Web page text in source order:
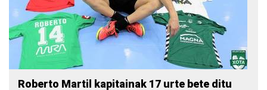
Roberto Martil kapitainak 17 urte bete ditu